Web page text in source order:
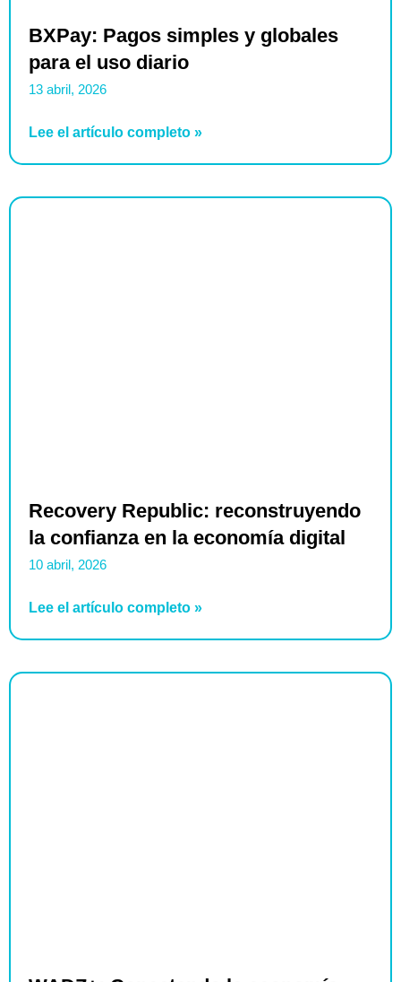
BXPay: Pagos simples y globales
para el uso diario
13 abril, 2026
Lee el artículo completo »
Recovery Republic: reconstruyendo
la confianza en la economía digital
10 abril, 2026
Lee el artículo completo »